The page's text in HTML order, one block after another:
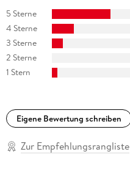
5 Sterne
4 Sterne
3 Sterne
2 Sterne
1 Stern
Eigene Bewertung schreiben
Zur Empfehlungsrangliste